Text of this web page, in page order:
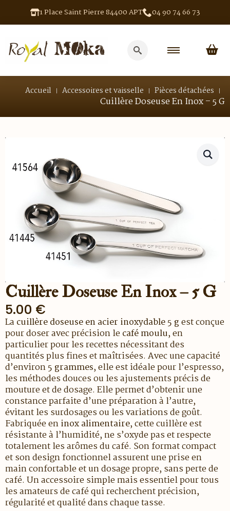
1 Place Saint Pierre 84400 APT 04 90 74 66 73
for:
Accueil Accessoires et vaisselle Pièces détachées
Cuillère Doseuse En Inox – 5 G
Cuillère Doseuse En Inox – 5 G
5.00 €
La cuillère doseuse en acier inoxydable 5 gest conçue
pour doser avec précision lecafé moulu, en
particulier pour les recettes nécessitant des
quantités plus fines et maîtrisées. Avec une capacité
d’environ5 grammes, elle est idéale pour l’espresso,
les méthodes douces ou les ajustements précis de
mouture et de dosage. Elle permet d’obtenir une
constance parfaite d’une préparation à l’autre,
évitant les surdosages ou les variations de goût.
Fabriquée eninox alimentaire, cette cuillère est
résistante à l’humidité, ne s’oxyde pas et respecte
totalement les arômes du café. Son format compact
et son design fonctionnel assurent une prise en
main confortable et un dosage propre, sans perte de
café. Un accessoire simple mais essentiel pour tous
les amateurs de café qui recherchent précision,
régularité et qualité dans chaque tasse.